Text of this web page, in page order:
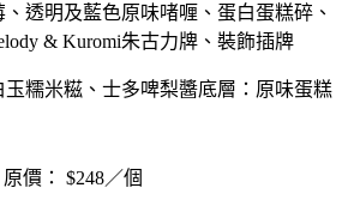
透明及藍色原味啫喱、蛋白蛋糕碎、
& Kuromi朱古力牌、裝飾插牌
糯米糍、士多啤梨醬底層：原味蛋糕
原價： $248／個